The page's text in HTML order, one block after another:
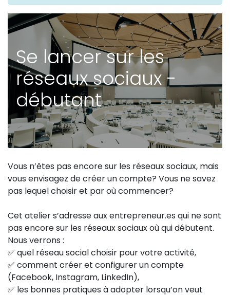
Se lancer sur les
réseaux sociaux -
débutant
Vous n’êtes pas encore sur les réseaux sociaux, mais
vous envisagez de créer un compte? Vous ne savez
pas lequel choisir et par où commencer?
Cet atelier s’adresse aux entrepreneur.es qui ne sont
pas encore sur les réseaux sociaux où qui débutent.
Nous verrons :
✅ quel réseau social choisir pour votre activité,
✅ comment créer et configurer un compte
(Facebook, Instagram, LinkedIn),
✅ les bonnes pratiques à adopter lorsqu’on veut